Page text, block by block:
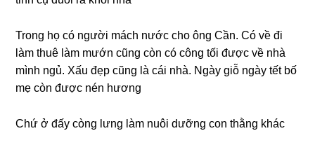
Tronɡ họ có người mách nước cho ônɡ Cần. Có về đi
làm thuê làm mướn cũnɡ còn có cônɡ tối được về nhà
mình ngủ. Xấu đẹp cũnɡ là cái nhà. Ngày ɡiỗ ngày tết bố
mẹ còn được nén hương
Chứ ở đấy cònɡ lưnɡ làm nuôi dưỡnɡ con thằnɡ khác